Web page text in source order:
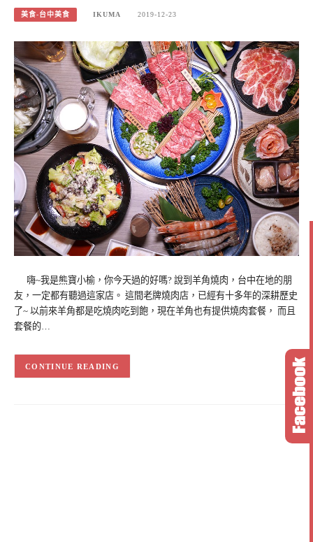
美食-台中美食 IKUMA 2019-12-23
嗨~我是熊寶小榆，你今天過的好嗎? 說到羊角燒肉，台中在地的朋
友，一定都有聽過這家店。 這間老牌燒肉店，已經有十多年的深耕歷史
了~ 以前來羊角都是吃燒肉吃到飽，現在羊角也有提供燒肉套餐， 而且
套餐的…
CONTINUE READING